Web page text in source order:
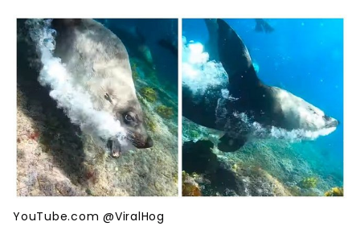
YouTube.com @ViralHog